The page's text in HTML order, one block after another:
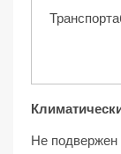
Не подвержен